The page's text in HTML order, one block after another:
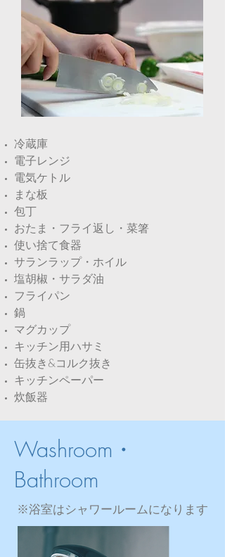
​冷蔵庫
電子レンジ
電気ケトル
まな板
包丁
おたま・フライ返し・菜箸
使い捨て食器
サランラップ・ホイル
塩胡椒・サラダ油
フライパン
鍋
マグカップ
キッチン用ハサミ
缶抜き&コルク抜き
キッチンペーパー
炊飯器
Washroom・
Bathroom
​※浴室はシャワールームになります